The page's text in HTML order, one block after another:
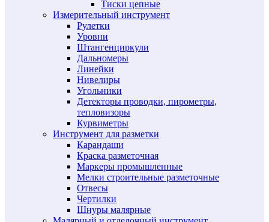
Тиски цепные
Измерительный инструмент
Рулетки
Уровни
Штангенциркули
Дальномеры
Линейки
Нивелиры
Угольники
Детекторы проводки, пирометры,
тепловизоры
Курвиметры
Инструмент для разметки
Карандаши
Краска разметочная
Маркеры промышленные
Мелки строительные разметочные
Отвесы
Чертилки
Шнуры малярные